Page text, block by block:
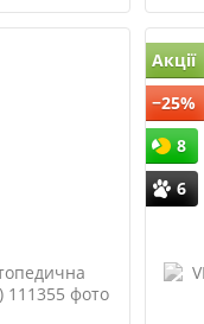
Акції
−25%
8
6